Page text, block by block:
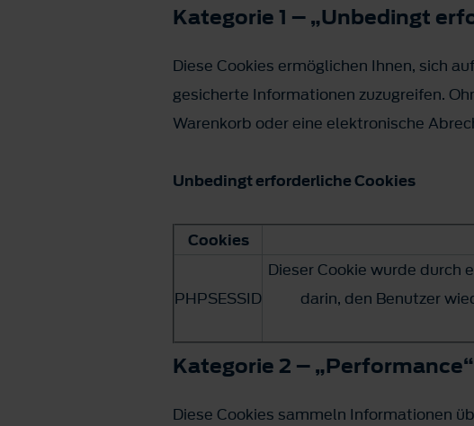
Kategorie 1 – „Unbedingt
Diese Cookies ermöglichen Ihnen, sich
gesicherte Informationen zuzugreifen.
Warenkorb oder eine elektronische
Unbedingt erforderliche Cookies
Cookies
PHPSESSID
Dieser Cookie wurde durch
darin, den Benutzer
Kategorie 2 –
Diese Cookies sammeln Informationen